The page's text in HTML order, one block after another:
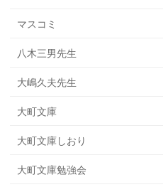
マスコミ
八木三男先生
大嶋久夫先生
大町文庫
大町文庫しおり
大町文庫勉強会